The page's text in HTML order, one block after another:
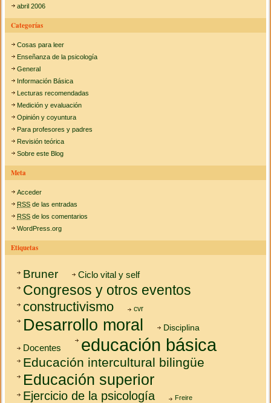
abril 2006
Categorías
Cosas para leer
Enseñanza de la psicología
General
Información Básica
Lecturas recomendadas
Medición y evaluación
Opinión y coyuntura
Para profesores y padres
Revisión teórica
Sobre este Blog
Meta
Acceder
RSS de las entradas
RSS de los comentarios
WordPress.org
Etiquetas
Bruner Ciclo vital y self
Congresos y otros eventos
constructivismo cvr
Desarrollo moral Disciplina
Docentes educación básica
Educación intercultural bilingüe
Educación superior
Ejercicio de la psicología Freire